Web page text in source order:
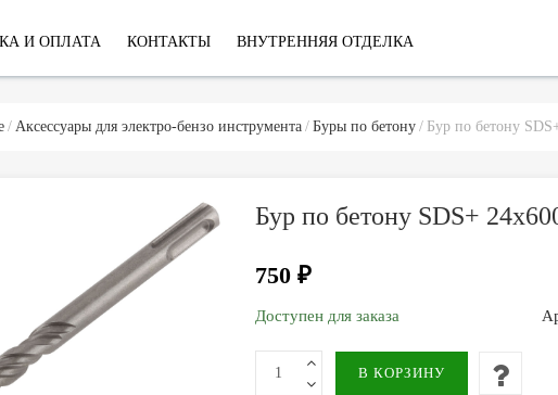
И ОПЛАТА КОНТАКТЫ ВНУТРЕННЯЯ ОТДЕЛКА
Аксессуары для электро-бензо инструмента Буры по бетону Бур по бетону
Бур по бетону SDS+
750 ₽
Доступен для заказа